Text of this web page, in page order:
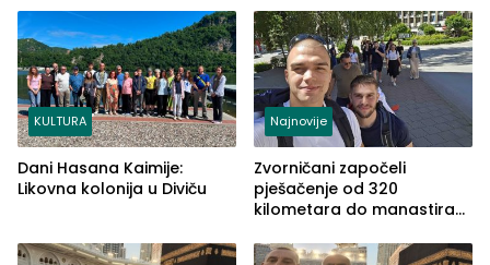
KULTURA
Dani Hasana Kaimije:
Likovna kolonija u Diviču
Najnovije
Zvorničani započeli
pješačenje od 320
kilometara do manastira